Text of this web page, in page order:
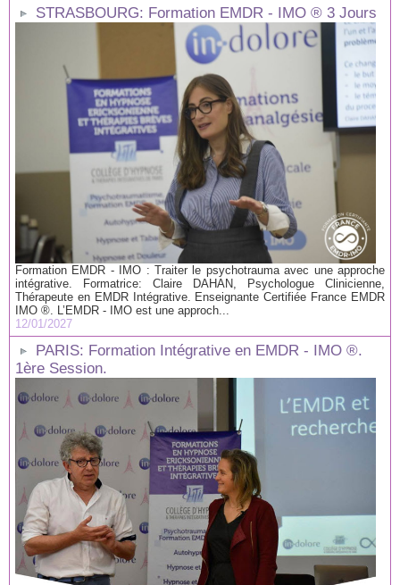
STRASBOURG: Formation EMDR - IMO ® 3 Jours
Formation EMDR - IMO : Traiter le psychotrauma avec une approche
intégrative. Formatrice: Claire DAHAN, Psychologue Clinicienne,
Thérapeute en EMDR Intégrative. Enseignante Certifiée France EMDR
IMO ®. L’EMDR - IMO est une approch...
12/01/2027
PARIS: Formation Intégrative en EMDR - IMO ®.
1ère Session.